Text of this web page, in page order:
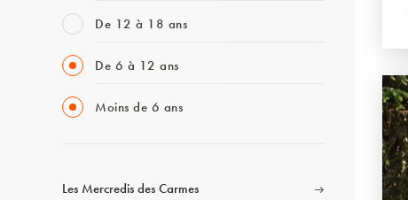
De 12 à 18 ans
De 6 à 12 ans
Moins de 6 ans
Les Mercredis des Carmes